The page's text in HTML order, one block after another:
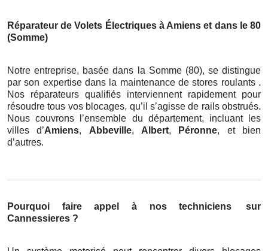
Réparateur de Volets Électriques à Amiens et dans le 80
(Somme)
Notre entreprise, basée dans la Somme (80), se distingue
par son expertise dans la maintenance de stores roulants .
Nos réparateurs qualifiés interviennent rapidement pour
résoudre tous vos blocages, qu’il s’agisse de rails obstrués.
Nous couvrons l’ensemble du département, incluant les
villes d’Amiens, Abbeville, Albert, Péronne, et bien
d’autres.
Pourquoi faire appel à nos techniciens
sur
Cannessieres ?